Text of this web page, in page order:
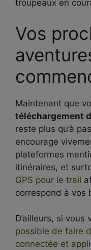
troupeaux en
Vos
Maintenant que
téléchargement
reste plus qu’à
encourage
plateformes
itinéraires, et
GPS pour le trail
correspond à vos
D’ailleurs, si vous
possible de faire
connectée et